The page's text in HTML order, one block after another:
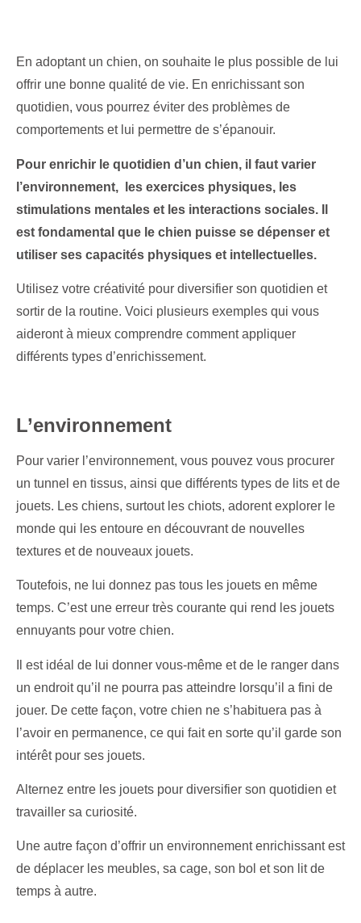
En adoptant un chien, on souhaite le plus possible de lui
offrir une bonne qualité de vie. En enrichissant son
quotidien, vous pourrez éviter des problèmes de
comportements et lui permettre de s’épanouir.
Pour enrichir le quotidien d’un chien, il faut varier
l’environnement, les exercices physiques, les
stimulations mentales et les interactions sociales. Il
est fondamental que le chien puisse se dépenser et
utiliser ses capacités physiques et intellectuelles.
Utilisez votre créativité pour diversifier son quotidien et
sortir de la routine. Voici plusieurs exemples qui vous
aideront à mieux comprendre comment appliquer
différents types d’enrichissement.
L’environnement
Pour varier l’environnement, vous pouvez vous procurer
un tunnel en tissus, ainsi que différents types de lits et de
jouets. Les chiens, surtout les chiots, adorent explorer le
monde qui les entoure en découvrant de nouvelles
textures et de nouveaux jouets.
Toutefois, ne lui donnez pas tous les jouets en même
temps. C’est une erreur très courante qui rend les jouets
ennuyants pour votre chien.
Il est idéal de lui donner vous-même et de le ranger dans
un endroit qu’il ne pourra pas atteindre lorsqu’il a fini de
jouer. De cette façon, votre chien ne s’habituera pas à
l’avoir en permanence, ce qui fait en sorte qu’il garde son
intérêt pour ses jouets.
Alternez entre les jouets pour diversifier son quotidien et
travailler sa curiosité.
Une autre façon d’offrir un environnement enrichissant est
de déplacer les meubles, sa cage, son bol et son lit de
temps à autre.